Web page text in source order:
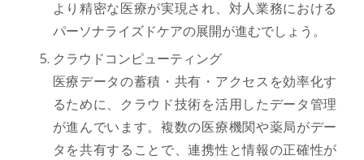
より精密な医療が実現され、対人業務における
パーソナライズドケアの展開が進むでしょう。
クラウドコンピューティング
医療データの蓄積・共有・アクセスを効率化す
るために、クラウド技術を活用したデータ管理
が進んでいます。複数の医療機関や薬局がデー
タを共有することで、連携性と情報の正確性が